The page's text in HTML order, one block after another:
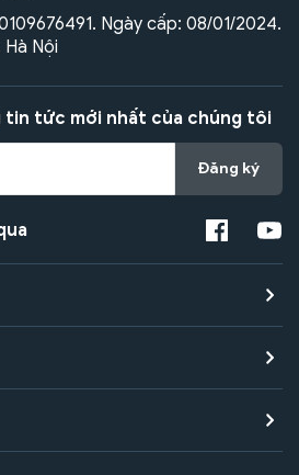
Ngày cấp: 08/01/2024.
Hà Nội
tin tức mới nhất của chúng tôi
Đăng ký